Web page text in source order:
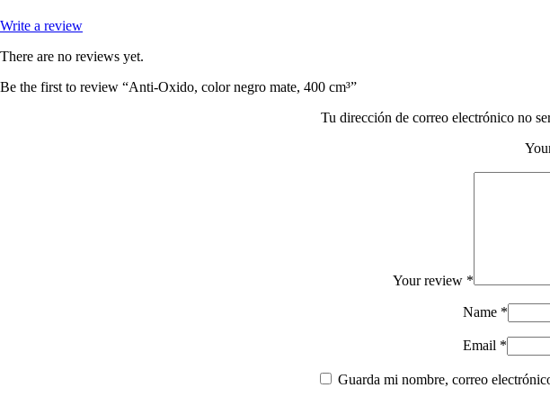
Write a review
There are no reviews yet.
Be the first to review “Anti-Oxido, color negro mate, 400 cm³”
Tu dirección de correo electrónico no
Your review *
Name *
Email *
Guarda mi nombre, correo